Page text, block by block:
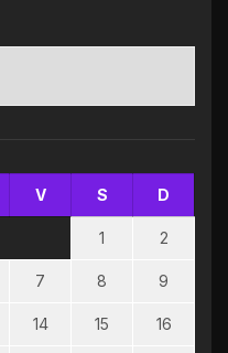
V S D
1 2
7 8 9
14 15 16